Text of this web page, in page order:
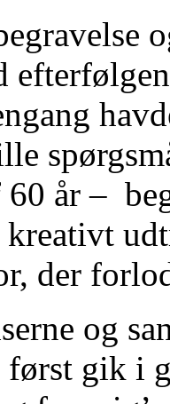
år –
der
og
først gik i